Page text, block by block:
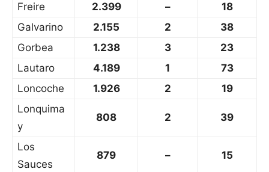
Freire
2.399 –
18
Galvarino
2.155 2
38
Gorbea
1.238 3
23
Lautaro
4.189 1
73
Loncoche
1.926 2
19
Lonquima
y
808 2 39
Los
Sauces
879 – 15